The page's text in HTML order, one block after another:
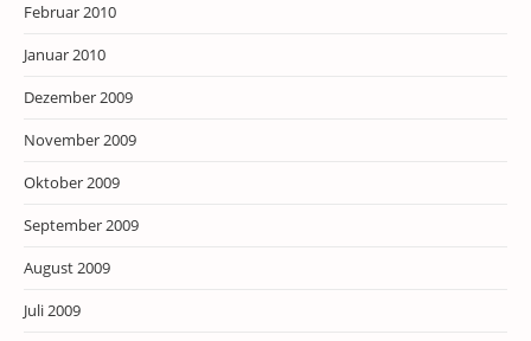
Februar 2010
Januar 2010
Dezember 2009
November 2009
Oktober 2009
September 2009
August 2009
Juli 2009